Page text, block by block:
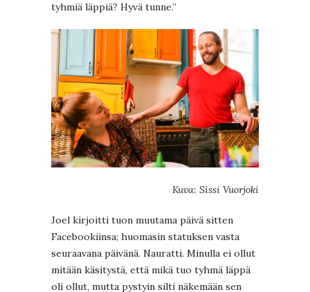
tyhmiä läppiä? Hyvä tunne.”
Kuva: Sissi Vuorjoki
Joel kirjoitti tuon muutama päivä sitten
Facebookiinsa; huomasin statuksen vasta
seuraavana päivänä. Nauratti. Minulla ei ollut
mitään käsitystä, että mikä tuo tyhmä läppä
oli ollut, mutta pystyin silti näkemään sen